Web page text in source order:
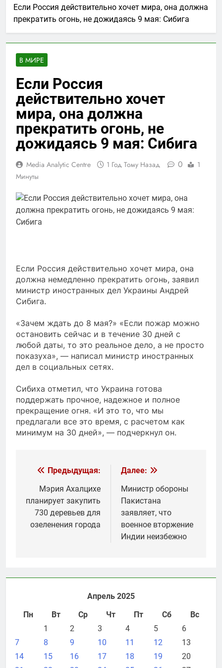
Если Россия действительно хочет мира, она должна
прекратить огонь, не дожидаясь 9 мая: Сибига
В МИРЕ
Если Россия
действительно хочет
мира, она должна
прекратить огонь, не
дожидаясь 9 мая: Сибига
Media Analytic Centre 1 Год Тому Назад 0
1
Минуты
Если Россия действительно хочет мира, она
должна немедленно прекратить огонь, заявил
министр иностранных дел Украины Андрей
Сибига.
«Зачем ждать до 8 мая?» «Если пожар можно
остановить сейчас и в течение 30 дней с
любой даты, то это реальное дело, а не просто
показуха», — написал министр иностранных
дел в социальных сетях.
Сибиха отметил, что Украина готова
поддержать прочное, надежное и полное
прекращение огня. «И это то, что мы
предлагали все это время, с расчетом как
минимум на 30 дней», — подчеркнул он.
Навигация
по
записям
Предыдущая:
Мэрия Ахалцихе
планирует закупить
730 деревьев для
озеленения города
Далее:
Министр обороны
Пакистана
заявляет, что
военное вторжение
Индии неизбежно
Апрель 2025
Пн
Вт Ср Чт Пт Сб
Вс
1
2 3 4 5
6
7
8 9 10 11 12
13
14
15 16 17 18 19
20